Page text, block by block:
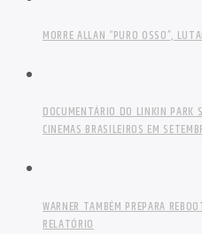
MORRE ALLAN “PURO OSSO”,
DOCUMENTÁRIO DO LINKIN PARK
CINEMAS BRASILEIROS EM
WARNER TAMBÉM PREPARA
RELATÓRIO